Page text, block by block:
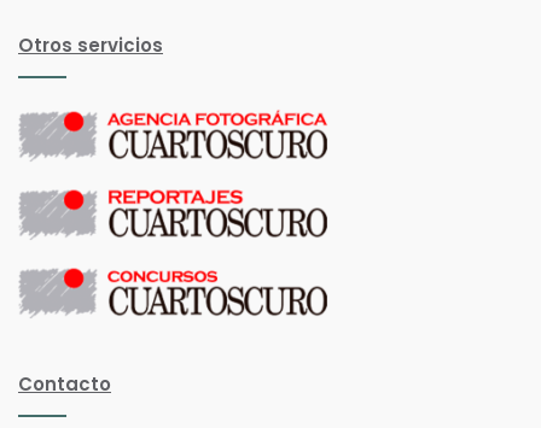
Otros servicios
Contacto